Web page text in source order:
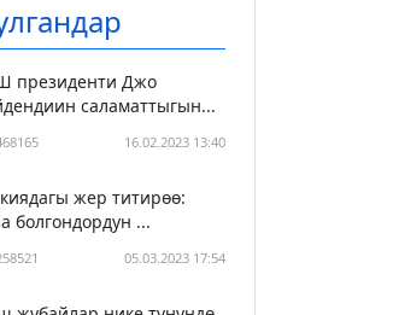
президенти Джо
саламаттыгын...
16.02.2023 13:40
жер титирөө:
болгондордун ...
05.03.2023 17:54